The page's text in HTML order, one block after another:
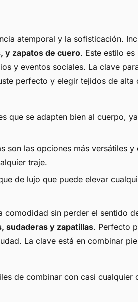
atemporal y la sofisticación.
y zapatos de cuero. Este estilo
y eventos sociales. La clave
perfecto y elegir tejidos de alta
que se adapten bien al cuerpo,
son las opciones más versátiles y
traje.
de lujo que puede elevar
comodidad sin perder el sentido
sudaderas y zapatillas. Perfecto
La clave está en combinar
de combinar con casi cualquier